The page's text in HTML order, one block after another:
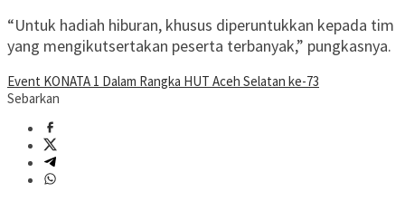
“Untuk hadiah hiburan, khusus diperuntukkan kepada tim
yang mengikutsertakan peserta terbanyak,” pungkasnya.
Event KONATA 1 Dalam Rangka HUT Aceh Selatan ke-73
Sebarkan